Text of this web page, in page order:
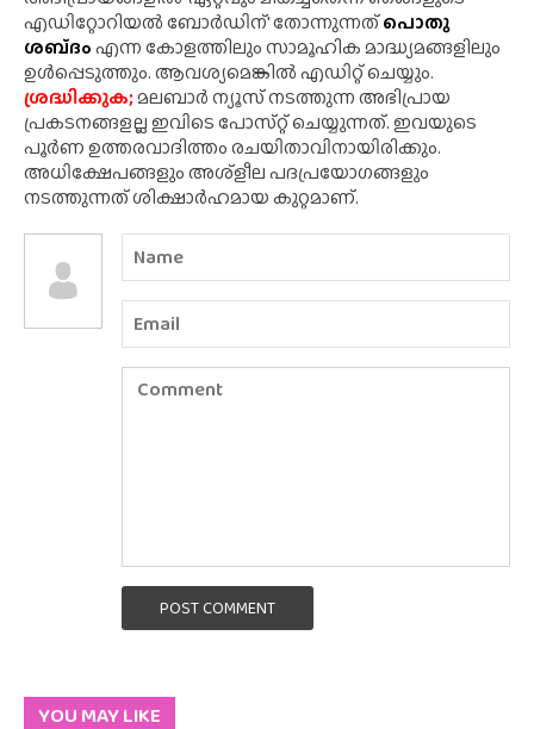
എഡിറ്റോറിയൽ ബോർഡിന്' തോന്നുന്നത്പൊതു
ശബ്‌ദംഎന്ന കോളത്തിലും സാമൂഹിക മാദ്ധ്യമങ്ങളിലും
ഉൾപ്പെടുത്തും. ആവശ്യമെങ്കിൽ എഡിറ്റ് ചെയ്യും.
ശ്രദ്ധിക്കുക;മലബാർ ന്യൂസ് നടത്തുന്ന അഭിപ്രായ
പ്രകടനങ്ങളല്ല ഇവിടെ പോസ്‌റ്റ് ചെയ്യുന്നത്. ഇവയുടെ
പൂർണ ഉത്തരവാദിത്തം രചയിതാവിനായിരിക്കും.
അധിക്ഷേപങ്ങളും അശ്‌ളീല പദപ്രയോഗങ്ങളും
നടത്തുന്നത് ശിക്ഷാർഹമായ കുറ്റമാണ്.
POST COMMENT
YOU MAY LIKE